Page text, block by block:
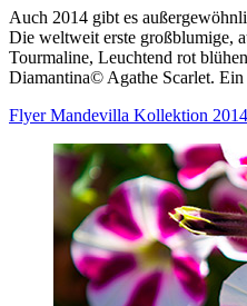
Auch 2014 gibt es
Die weltweit erste großblumige,
Tourmaline, Leuchtend rot
Diamantina© Agathe Scarlet.
Flyer Mandevilla Kollektion